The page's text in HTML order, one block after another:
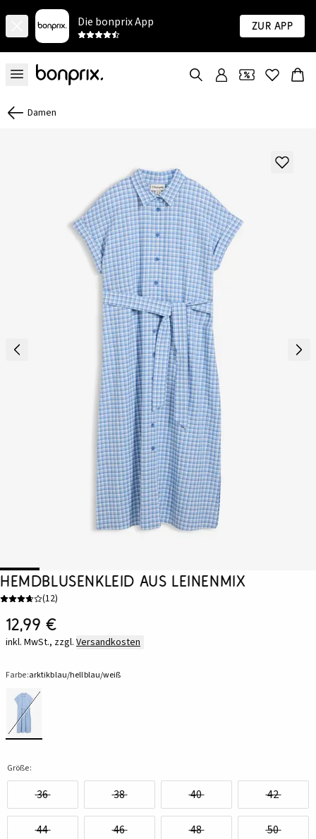
Die bonprix App Zur App
Damen
Hemdblusenkleid aus Leinenmix
(12)
12,99 €
inkl. MwSt., zzgl. Versandkosten
Farbe:arktikblau/hellblau/weiß
Größe:
36 38 40 42
44 46 48 50